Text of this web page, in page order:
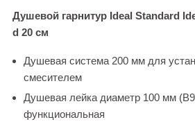
Душевой гарнитур Ideal Standard
d 20 см
Душевая система 200 мм для
смесителем
Душевая лейка диаметр 100 мм
функциональная